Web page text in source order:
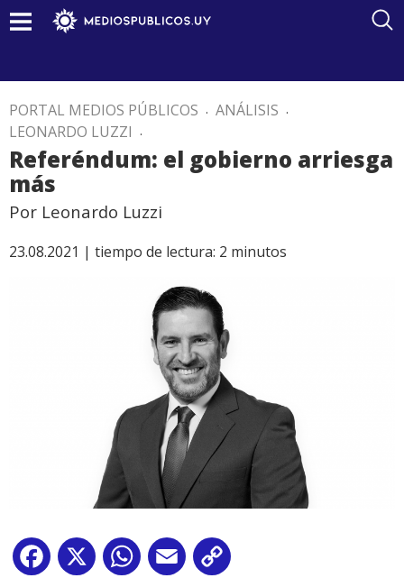
PORTAL MEDIOS PÚBLICOS . ANÁLISIS .
LEONARDO LUZZI .
Referéndum: el gobierno arriesga
más
Por Leonardo Luzzi
23.08.2021 | tiempo de lectura: 2 minutos
Facebook
X WhatsApp
Email